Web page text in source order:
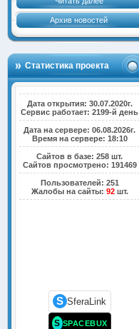
Архив новостей
Статистика проекта
Дата открытия: 30.07.2020г.
Сервис работает: 2199-й день
Дата на сервере: 06.08.2026г.
Время на сервере: 18:10
Сайтов в базе: 258 шт.
Сайтов просмотрено: 191469
Пользователей: 251
Жалобы на сайты: 92шт.
S SferaLink
S SPACEBUX